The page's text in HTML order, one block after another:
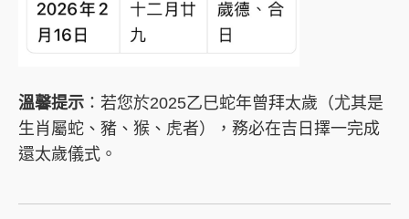
溫馨提示 ：若您於2025乙巳蛇年曾拜太歲（尤其是
生肖屬蛇、豬、猴、虎者），務必在吉日擇一完成
還太歲儀式。